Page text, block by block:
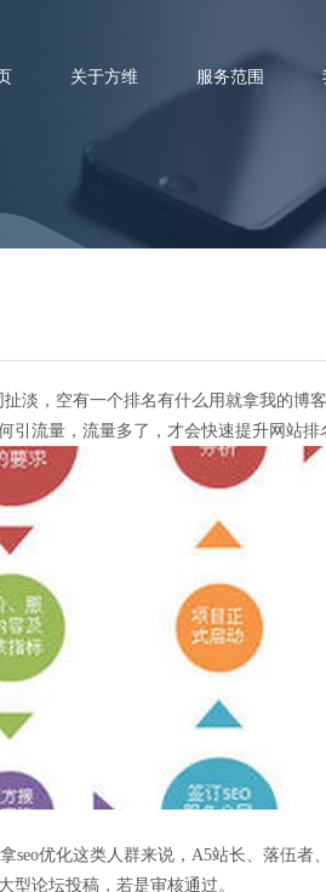
关于方维 服务范围
淡，空有一个排名有什么用就拿我的博
流量，流量多了，才会快速提升网站排
优化这类人群来说，A5站长、落伍者
型论坛投稿，若是审核通过。